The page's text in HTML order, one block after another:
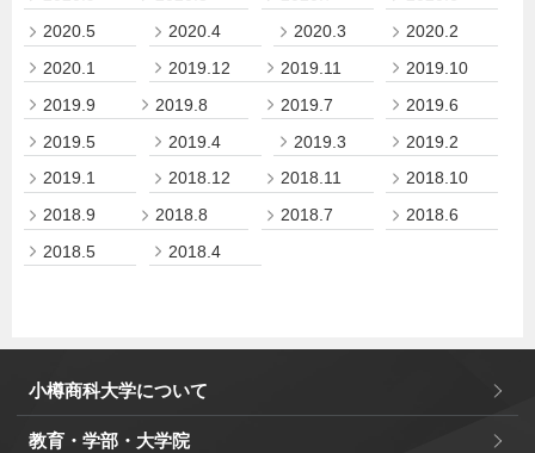
2020.5
2020.4 2020.3
2020.2
2020.1
2019.12 2019.11
2019.10
2019.9
2019.8 2019.7
2019.6
2019.5
2019.4 2019.3
2019.2
2019.1
2018.12 2018.11
2018.10
2018.9
2018.8 2018.7
2018.6
2018.5
2018.4
小樽商科大学について
教育・学部・大学院